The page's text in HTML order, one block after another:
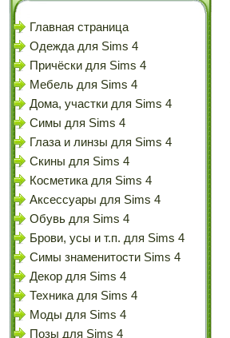
Главная страница
Одежда для Sims 4
Причёски для Sims 4
Мебель для Sims 4
Дома, участки для Sims 4
Симы для Sims 4
Глаза и линзы для Sims 4
Скины для Sims 4
Косметика для Sims 4
Аксессуары для Sims 4
Обувь для Sims 4
Брови, усы и т.п. для Sims 4
Симы знаменитости Sims 4
Декор для Sims 4
Техника для Sims 4
Моды для Sims 4
Позы для Sims 4